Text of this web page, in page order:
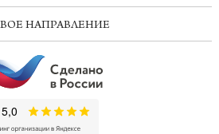
НАПРАВЛЕНИЕ